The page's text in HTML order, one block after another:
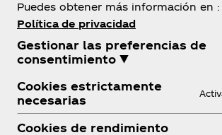
¿Necesitas Ayuda?
Puedes obtener más información en :
Política de privacidad
Gestionar las preferencias de
consentimiento ▼
Cookies estrictamente
necesarias
Cookies de rendimiento